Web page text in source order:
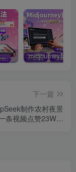
头条搬砖最新玩法，文章+视频用AI全搞定，一天5张+不是问题，每天只需10分钟
下一篇
制作农村夜景
条视频点赞23W，